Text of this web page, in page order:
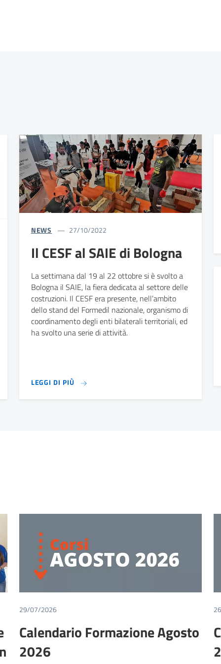
NEWS 27/10/2022
Il CESF al SAIE di Bologna
La settimana dal 19 al 22 ottobre si è svolto a
Bologna il SAIE, la fiera dedicata al settore delle
costruzioni. Il CESF era presente, nell’ambito
dello stand del Formedil nazionale, organismo di
coordinamento degli enti bilaterali territoriali, ed
ha svolto una serie di attività.
LEGGI DI PIÙ LEGGI DI PIÙ
29/07/2026
Calendario Formazione Agosto
2026